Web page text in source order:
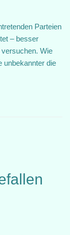
Parteien
– besser
Wie
unbekannter die